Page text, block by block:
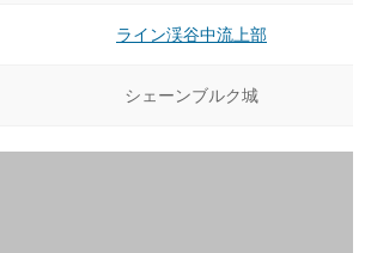
ライン渓谷中流上部
シェーンブルク城